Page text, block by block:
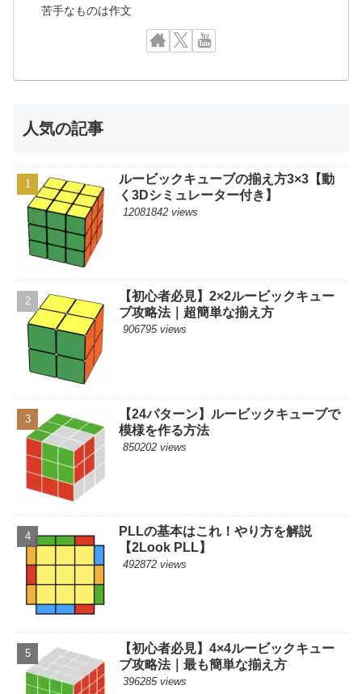
苦手なものは作文
人気の記事
ルービックキューブの揃え方3×3【動
く3Dシミュレーター付き】
12081842 views
【初心者必見】2×2ルービックキュー
ブ攻略法｜超簡単な揃え方
906795 views
【24パターン】ルービックキューブで
模様を作る方法
850202 views
PLLの基本はこれ！やり方を解説
【2Look PLL】
492872 views
【初心者必見】4×4ルービックキュー
ブ攻略法｜最も簡単な揃え方
396285 views